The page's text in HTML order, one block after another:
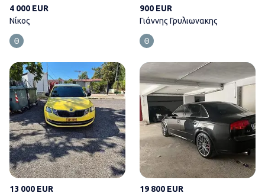
4 000 EUR
Νίκος
900 EUR
Γιάννης Γρυλιωνακης
Δημήτρης Αγογιατης
13 000 EUR
19 800 EUR